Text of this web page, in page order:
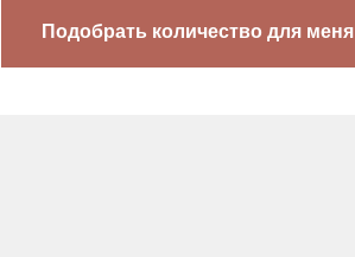
Подобрать количество для меня